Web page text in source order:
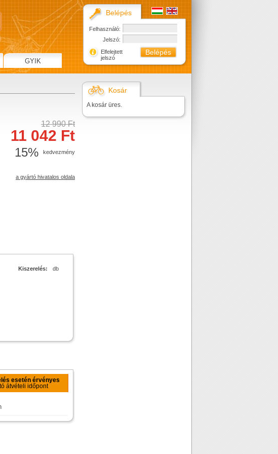
12 990 Ft
11 042 Ft
15% kedvezmény
a gyártó hivatalos oldala
Kiszerelés: db
esetén érvényes
átvételi időpont
Kosár
A kosár üres.
Belépés
Felhasználó:
Jelszó:
Elfelejtett
jelszó
GYIK